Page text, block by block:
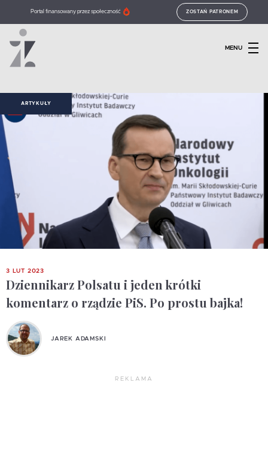
Portal finansowany przez społeczność ZOSTAŃ PATRONEM
MENU
ARTYKUŁY
3 LUT 2023
Dziennikarz Polsatu i jeden krótki
komentarz o rządzie PiS. Po prostu bajka!
JAREK ADAMSKI
REKLAMA